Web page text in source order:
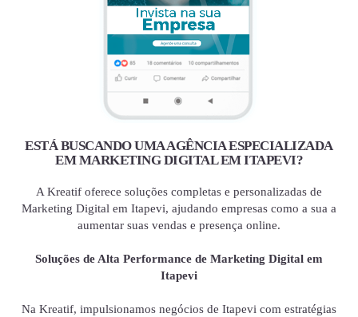
ESTÁ BUSCANDO UMA AGÊNCIA ESPECIALIZADA
EM MARKETING DIGITAL EM ITAPEVI?
A Kreatif oferece soluções completas e personalizadas de
Marketing Digital em Itapevi, ajudando empresas como a sua a
aumentar suas vendas e presença online.
Soluções de Alta Performance de Marketing Digital em
Itapevi
Na Kreatif, impulsionamos negócios de Itapevi com estratégias